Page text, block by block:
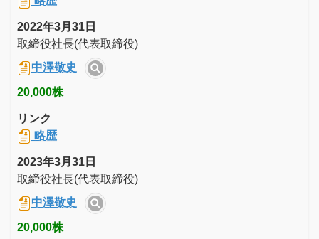
2022年3月31日
取締役社長(代表取締役)
中澤敬史
20,000株
リンク
略歴
2023年3月31日
取締役社長(代表取締役)
中澤敬史
20,000株